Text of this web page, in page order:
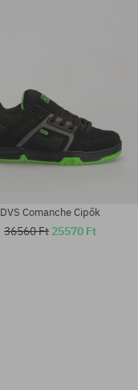
DVS Comanche Cipők
36560 Ft 25570 Ft